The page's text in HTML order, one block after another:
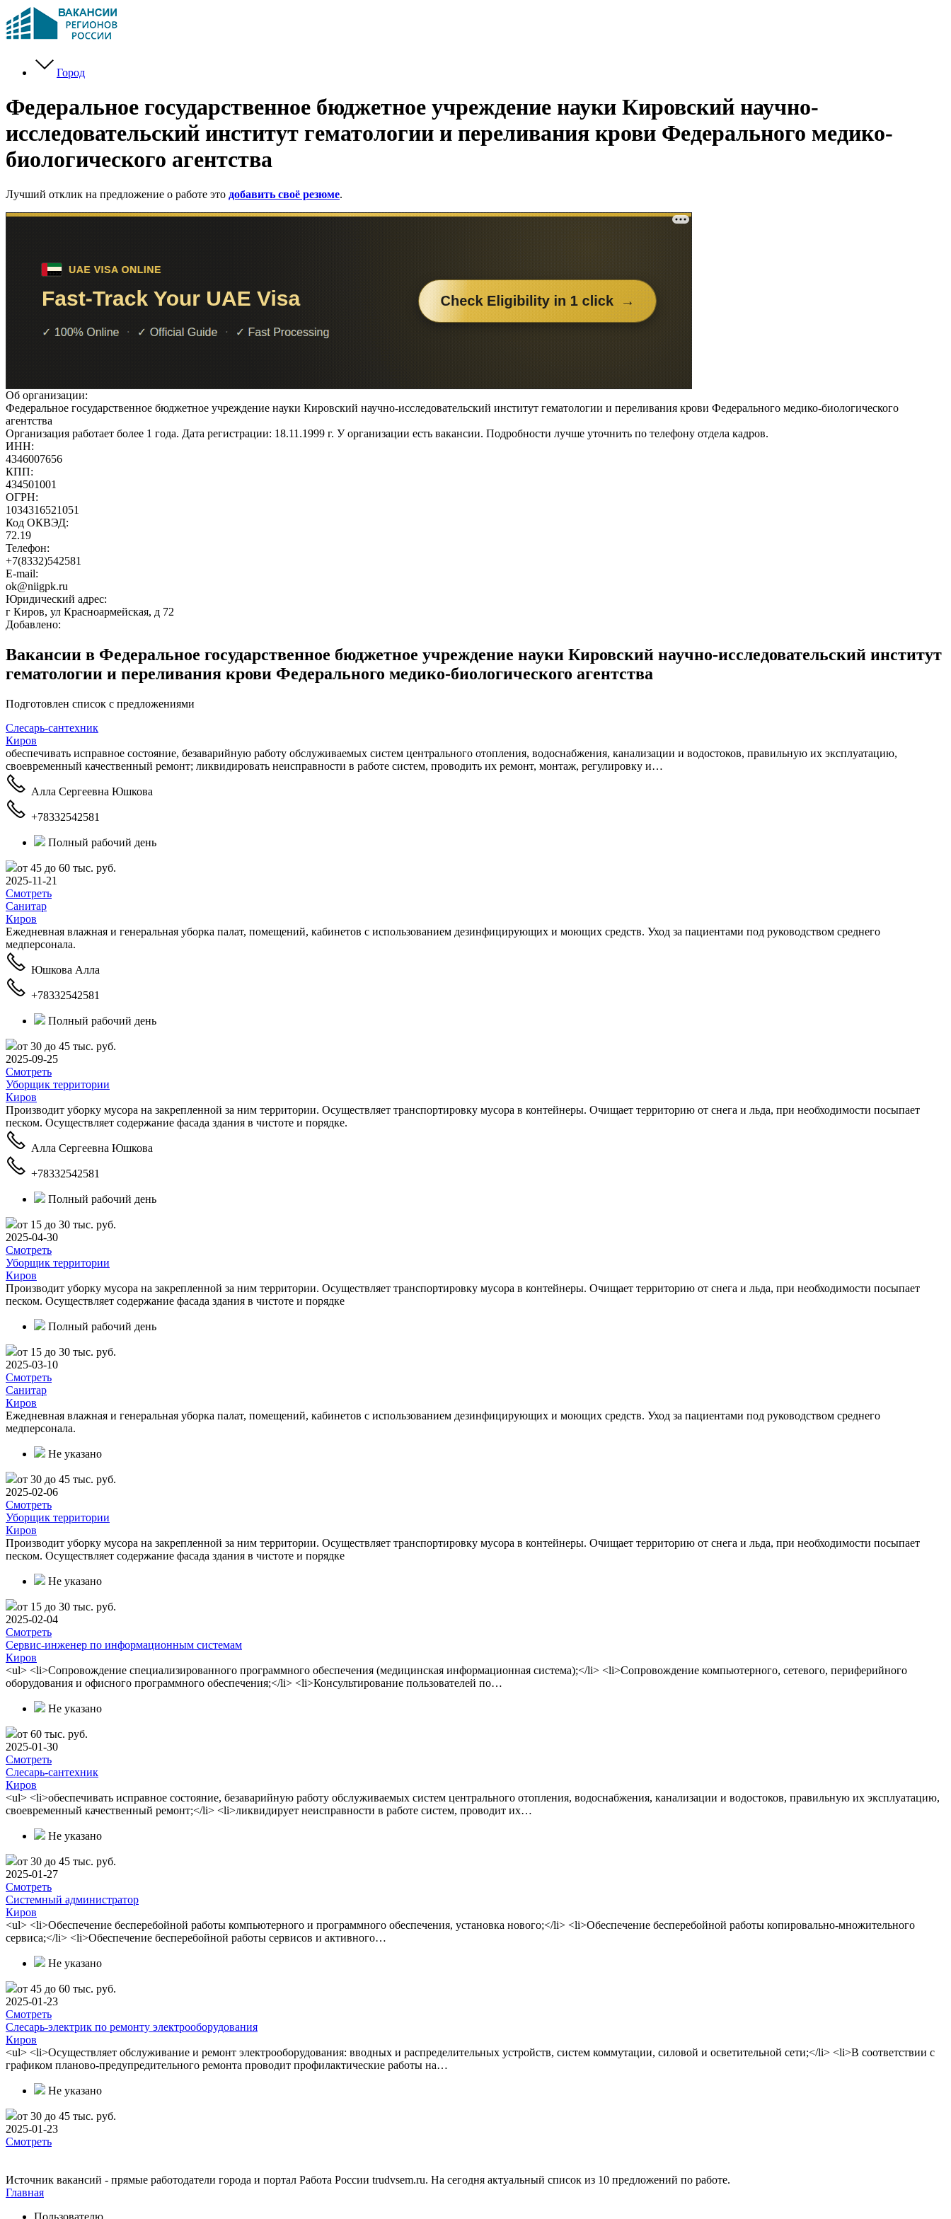
Город
Федеральное государственное бюджетное учреждение науки Кировский научно-
исследовательский институт гематологии и переливания крови Федерального медико-
биологического агентства
Лучший отклик на предложение о работе это добавить своё резюме.
Об организации:
Федеральное государственное бюджетное учреждение науки Кировский научно-исследовательский институт гематологии и переливания крови Федерального медико-биологического
агентства
Организация работает более 1 года. Дата регистрации: 18.11.1999 г. У организации есть вакансии. Подробности лучше уточнить по телефону отдела кадров.
ИНН:
4346007656
КПП:
434501001
ОГРН:
1034316521051
Код ОКВЭД:
72.19
Телефон:
+7(8332)542581
E-mail:
ok@niigpk.ru
Юридический адрес:
г Киров, ул Красноармейская, д 72
Добавлено:
Вакансии в Федеральное государственное бюджетное учреждение науки Кировский научно-исследовательский институт
гематологии и переливания крови Федерального медико-биологического агентства
Подготовлен список с предложениями
Слесарь-сантехник
Киров
обеспечивать исправное состояние, безаварийную работу обслуживаемых систем центрального отопления, водоснабжения, канализации и водостоков, правильную их эксплуатацию,
своевременный качественный ремонт; ликвидировать неисправности в работе систем, проводить их ремонт, монтаж, регулировку и…
Алла Сергеевна Юшкова
+78332542581
Полный рабочий день
от 45 до 60 тыс. руб.
2025-11-21
Смотреть
Санитар
Киров
Ежедневная влажная и генеральная уборка палат, помещений, кабинетов с использованием дезинфицирующих и моющих средств. Уход за пациентами под руководством среднего
медперсонала.
Юшкова Алла
+78332542581
Полный рабочий день
от 30 до 45 тыс. руб.
2025-09-25
Смотреть
Уборщик территории
Киров
Производит уборку мусора на закрепленной за ним территории. Осуществляет транспортировку мусора в контейнеры. Очищает территорию от снега и льда, при необходимости посыпает
песком. Осуществляет содержание фасада здания в чистоте и порядке.
Алла Сергеевна Юшкова
+78332542581
Полный рабочий день
от 15 до 30 тыс. руб.
2025-04-30
Смотреть
Уборщик территории
Киров
Производит уборку мусора на закрепленной за ним территории. Осуществляет транспортировку мусора в контейнеры. Очищает территорию от снега и льда, при необходимости посыпает
песком. Осуществляет содержание фасада здания в чистоте и порядке
Полный рабочий день
от 15 до 30 тыс. руб.
2025-03-10
Смотреть
Санитар
Киров
Ежедневная влажная и генеральная уборка палат, помещений, кабинетов с использованием дезинфицирующих и моющих средств. Уход за пациентами под руководством среднего
медперсонала.
Не указано
от 30 до 45 тыс. руб.
2025-02-06
Смотреть
Уборщик территории
Киров
Производит уборку мусора на закрепленной за ним территории. Осуществляет транспортировку мусора в контейнеры. Очищает территорию от снега и льда, при необходимости посыпает
песком. Осуществляет содержание фасада здания в чистоте и порядке
Не указано
от 15 до 30 тыс. руб.
2025-02-04
Смотреть
Сервис-инженер по информационным системам
Киров
<ul> <li>Сопровождение специализированного программного обеспечения (медицинская информационная система);</li> <li>Сопровождение компьютерного, сетевого, периферийного
оборудования и офисного программного обеспечения;</li> <li>Консультирование пользователей по…
Не указано
от 60 тыс. руб.
2025-01-30
Смотреть
Слесарь-сантехник
Киров
<ul> <li>обеспечивать исправное состояние, безаварийную работу обслуживаемых систем центрального отопления, водоснабжения, канализации и водостоков, правильную их эксплуатацию,
своевременный качественный ремонт;</li> <li>ликвидирует неисправности в работе систем, проводит их…
Не указано
от 30 до 45 тыс. руб.
2025-01-27
Смотреть
Системный администратор
Киров
<ul> <li>Обеспечение бесперебойной работы компьютерного и программного обеспечения, установка нового;</li> <li>Обеспечение бесперебойной работы копировально-множительного
сервиса;</li> <li>Обеспечение бесперебойной работы сервисов и активного…
Не указано
от 45 до 60 тыс. руб.
2025-01-23
Смотреть
Слесарь-электрик по ремонту электрооборудования
Киров
<ul> <li>Осуществляет обслуживание и ремонт электрооборудования: вводных и распределительных устройств, систем коммутации, силовой и осветительной сети;</li> <li>В соответствии с
графиком планово-предупредительного ремонта проводит профилактические работы на…
Не указано
от 30 до 45 тыс. руб.
2025-01-23
Смотреть
Источник вакансий - прямые работодатели города и портал Работа России trudvsem.ru. На сегодня актуальный список из 10 предложений по работе.
Главная
Пользователю